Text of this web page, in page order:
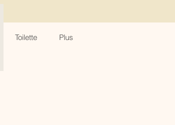
Toilette Plus